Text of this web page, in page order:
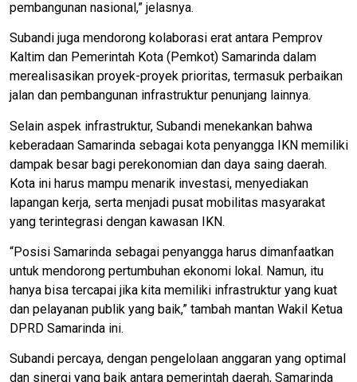
pembangunan nasional,” jelasnya.
Subandi juga mendorong kolaborasi erat antara Pemprov
Kaltim dan Pemerintah Kota (Pemkot) Samarinda dalam
merealisasikan proyek-proyek prioritas, termasuk perbaikan
jalan dan pembangunan infrastruktur penunjang lainnya.
Selain aspek infrastruktur, Subandi menekankan bahwa
keberadaan Samarinda sebagai kota penyangga IKN memiliki
dampak besar bagi perekonomian dan daya saing daerah.
Kota ini harus mampu menarik investasi, menyediakan
lapangan kerja, serta menjadi pusat mobilitas masyarakat
yang terintegrasi dengan kawasan IKN.
“Posisi Samarinda sebagai penyangga harus dimanfaatkan
untuk mendorong pertumbuhan ekonomi lokal. Namun, itu
hanya bisa tercapai jika kita memiliki infrastruktur yang kuat
dan pelayanan publik yang baik,” tambah mantan Wakil Ketua
DPRD Samarinda ini.
Subandi percaya, dengan pengelolaan anggaran yang optimal
dan sinergi yang baik antara pemerintah daerah, Samarinda